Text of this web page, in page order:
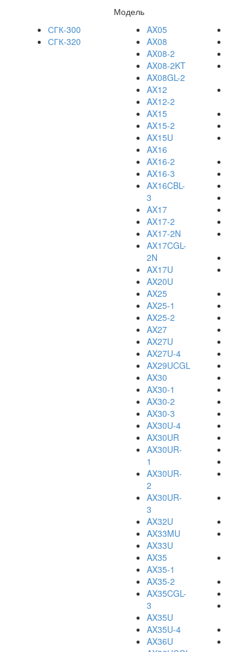
СГК-300
СГК-320
Модель
AX05
AX08
AX08-2
AX08-2KT
AX08GL-2
AX12
AX12-2
AX15
AX15-2
AX15U
AX16
AX16-2
AX16-3
AX16CBL-
3
AX17
AX17-2
AX17-2N
AX17CGL-
2N
AX17U
AX20U
AX25
AX25-1
AX25-2
AX27
AX27U
AX27U-4
AX29UCGL
AX30
AX30-1
AX30-2
AX30-3
AX30U-4
AX30UR
AX30UR-
1
AX30UR-
2
AX30UR-
3
AX32U
AX33MU
AX33U
AX35
AX35-1
AX35-2
AX35CGL-
3
AX35U
AX35U-4
AX36U